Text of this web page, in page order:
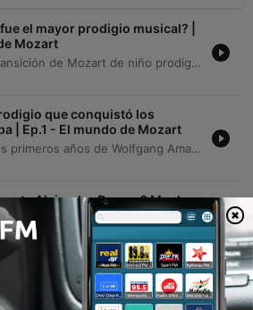
el mayor prodigio musical? |
Mozart
Este episodio narra la transición de Mozart de niño prodigio a joven compositor, detallando su lucha contra la viruela y sus dificultades en las cortes europeas. Se relatan sus éxitos técnicos ante figuras como el padre Martini y su audaz hazaña de memorizar el Miserere en la Capilla Sixtina, así como su conflictiva relación con el arzobispo Coloredo. Asimismo, se describen las dificultades de Mozart en París, enfrentando la competencia feroz de la escena musical francesa y la tragedia personal de la muerte de su madre. A pesar del dolor y la inestabilidad económica, este periodo influyó profundamente en su composición, derivando hacia un estilo más oscuro y precursor del romanticismo.
que conquistó los
| Ep.1 - El mundo de Mozart
Este episodio explora los primeros años de Wolfgang Amadeus Mozart dentro del contexto sociopolítico de la Europa del siglo XVIII. A través de un análisis del despotismo ilustrado y las tensiones de la Guerra de los Siete Años, se describe cómo el talento de Mozart fue utilizado como una herramienta de prestigio y propaganda por las cortes europeas. La narrativa recorre su etapa como niño prodigio, sus viajes por las grandes capitales del continente y la compleja dinámica entre su genialidad musical y las ambiciones económicas de su padre, Leopold Mozart.
Alejandro Dumas? Mucho
¿villano de los mosqueteros y